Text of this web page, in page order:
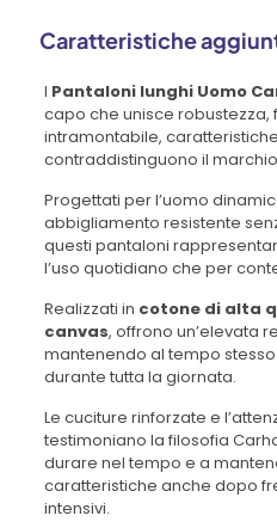
Caratteristiche
I Pantaloni lunghi Uomo
capo che unisce robustezza,
intramontabile,
contraddistinguono il
Progettati per l’uomo
abbigliamento resistente
questi pantaloni
l’uso quotidiano che per
Realizzati in cotone di alta
canvas, offrono un’elevata
mantenendo al tempo
durante tutta la giornata.
Le cuciture rinforzate e
testimoniano la filosofia
durare nel tempo e a
caratteristiche anche dopo
intensivi.